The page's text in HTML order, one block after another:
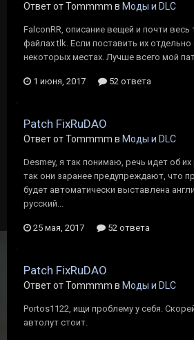
Ответ от Tommmm в Моды и DLC
FalconRR, описание вещей и почти весь
файлах tlk. Если поставить их
некоторых местах. Лучше всего мой
1 июня, 2017 52 ответа
Patch FixRuDAO
Ответ от Tommmm в Моды и DLC
Desmey, я так понимаю, речь идет об
так они заранее предупреждают, что
будет автоматически выставлена
русский...
25 мая, 2017 52 ответа
Patch FixRuDAO
Ответ от Tommmm в Моды и DLC
Portos1122, ищи проблему у себя.
автолут стоит.